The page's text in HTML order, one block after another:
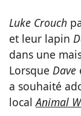
Luke Crouch
et leur lapin
dans une
Lorsque Dave
a souhaité
localAnimal